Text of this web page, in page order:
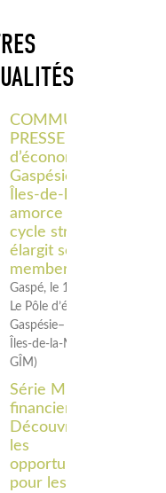
COMMUNIQUÉ DE
PRESSE – Le Pôle
d’économie sociale
Gaspésie–
Îles‑de‑la‑Madeleine
amorce un nouveau
cycle stratégique et
élargit son
membership
Gaspé, le 18 juin 2026 –
Le Pôle d’économie sociale
Gaspésie–
Îles‑de‑la‑Madeleine (Pôle
GÎM)
Série Midi
financier –
Découvrir
les
opportunités
pour les